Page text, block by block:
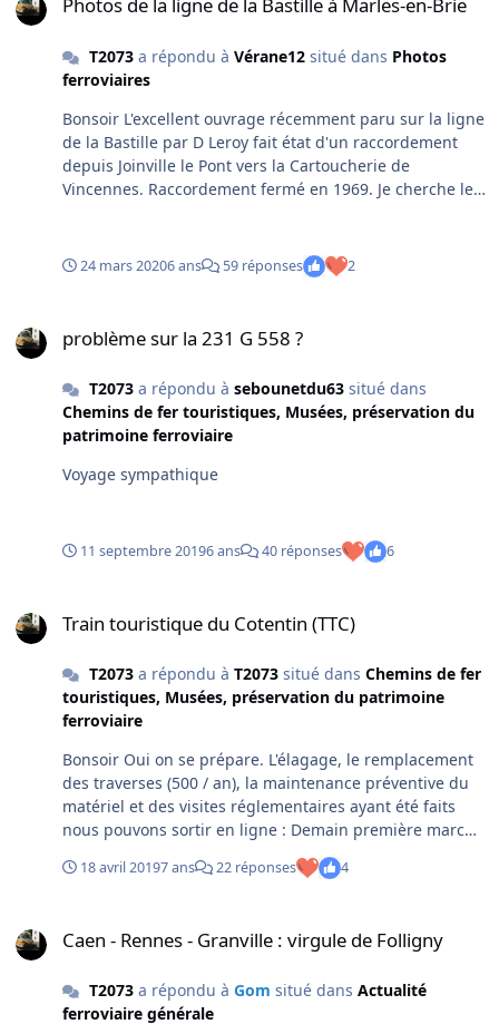
Photos de la ligne de la Bastille à Marles-en-Brie
T2073a répondu à Vérane12situé dans Photos
ferroviaires
Bonsoir L'excellent ouvrage récemment paru sur la ligne
de la Bastille par D Leroy fait état d'un raccordement
depuis Joinville le Pont vers la Cartoucherie de
Vincennes. Raccordement fermé en 1969. Je cherche le
ma parait réaliste d'après Géoportail
24 mars 20206 ans 59 réponses 2
problème sur la 231 G 558 ?
T2073a répondu à sebounetdu63situé dans
Chemins de fer touristiques, Musées, préservation du
patrimoine ferroviaire
Voyage sympathique
11 septembre 20196 ans 40 réponses 6
Train touristique du Cotentin (TTC)
T2073a répondu à T2073situé dans Chemins de fer
touristiques, Musées, préservation du patrimoine
ferroviaire
Bonsoir Oui on se prépare. L'élagage, le remplacement
des traverses (500 / an), la maintenance préventive du
matériel et des visites réglementaires ayant été faits
nous pouvons sortir en ligne : Demain première marche
d'essai sur la ligne avec la rame reconstituée. Samedi,
journée de formation pour les membres participant aux
des nouveaux. Fonctions : Mécanicien, Chef de train et
Jeudi 25 Avril avec le premier train de groupe de la
saison. Cette année nous avons 2 PN SAL 2
18 avril 20197 ans 22 réponses 4
Caen - Rennes - Granville : virgule de Folligny
T2073a répondu à Gom situé dans Actualité
ferroviaire générale